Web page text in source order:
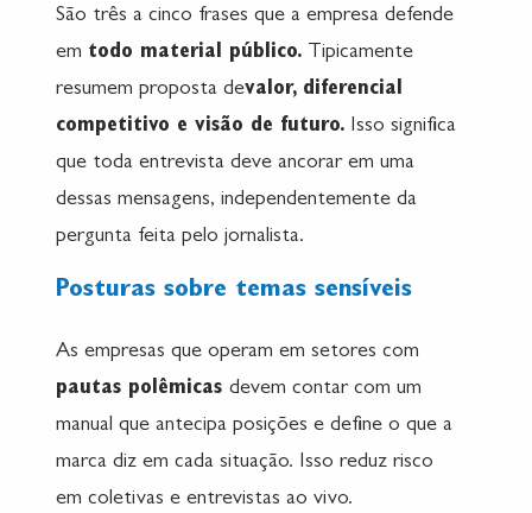
São três a cinco frases que a empresa defende
em todo material público. Tipicamente
resumem proposta devalor, diferencial
competitivo e visão de futuro. Isso significa
que toda entrevista deve ancorar em uma
dessas mensagens, independentemente da
pergunta feita pelo jornalista.
Posturas sobre temas sensíveis
As empresas que operam em setores com
pautas polêmicas devem contar com um
manual que antecipa posições e define o que a
marca diz em cada situação. Isso reduz risco
em coletivas e entrevistas ao vivo.